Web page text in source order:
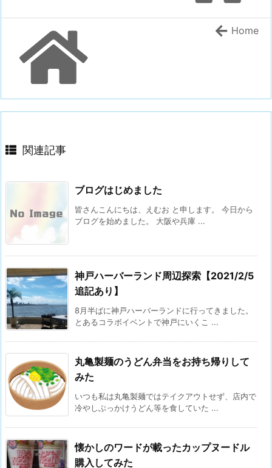
Home
関連記事
ブログはじめました
皆さんこんにちは、えむお と申します。 今日から
ブログを始めました。 大阪や兵庫 ...
神戸ハーバーランド周辺探索【2021/2/5
追記あり】
8月半ばに神戸ハーバーランドに行ってきました。
とあるコラボイベントで神戸にいくこ ...
丸亀製麺のうどん弁当をお持ち帰りして
みた
いつも私は丸亀製麺ではテイクアウトせず、店内で
冷やしぶっかけうどん等を食していた ...
懐かしのワードが載ったカップヌードル
購入してみた